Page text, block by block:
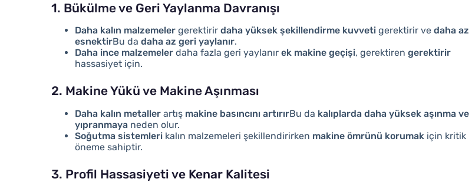
1. Bükülme ve Geri Yaylanma Davranışı
Daha kalın malzemeler gerektirirdaha yüksek şekillendirme kuvveti gerektirir vedaha az
esnektirBu dadaha az geri yaylanır.
Daha ince malzemeler daha fazla geri yaylanırek makine geçişi, gerektirengerektirir
hassasiyet için.
2. Makine Yükü ve Makine Aşınması
Daha kalın metaller artış makine basıncını artırırBu da kalıplarda daha yüksek aşınma ve
yıpranmaya neden olur.
Soğutma sistemleri kalın malzemeleri şekillendirirken makine ömrünü korumak için kritik
öneme sahiptir.
3. Profil Hassasiyeti ve Kenar Kalitesi